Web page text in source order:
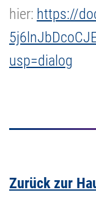
hier: https://
usp=dialog
Zurück zur